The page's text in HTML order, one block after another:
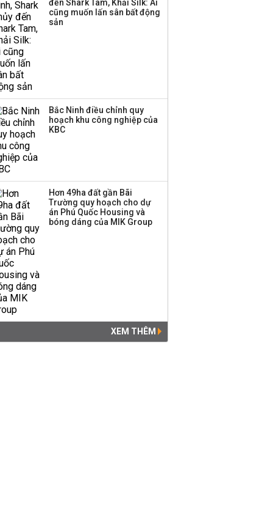
đến Shark Tam, Khải Silk: Ai
cũng muốn lấn sân bất động
sản
Bắc Ninh điều chỉnh quy
hoạch khu công nghiệp của
KBC
Hơn 49ha đất gần Bãi
Trường quy hoạch cho dự
án Phú Quốc Housing và
bóng dáng của MIK Group
XEM THÊM